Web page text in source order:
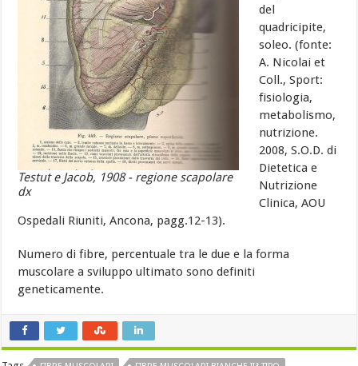
Testut e Jacob, 1908 - regione scapolare
dx
del
quadricipite,
soleo. (fonte:
A. Nicolai et
Coll., Sport:
fisiologia,
metabolismo,
nutrizione.
2008, S.O.D. di
Dietetica e
Nutrizione
Clinica, AOU
Ospedali Riuniti, Ancona, pagg.12-13).
Numero di fibre, percentuale tra le due e la forma
muscolare a sviluppo ultimato sono definiti
geneticamente.